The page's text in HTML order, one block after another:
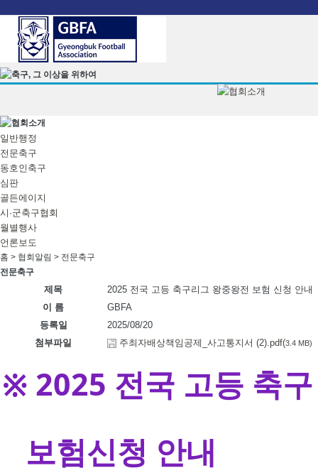
일반행정
전문축구
동호인축구
심판
골든에이지
시·군축구협회
월별행사
언론보도
홈 > 협회알림 > 전문축구
전문축구
제목
2025 전국 고등 축구리그 왕중왕전 보험 신청 안내
이 름
GBFA
등록일
2025/08/20
첨부파일
주최자배상책임공제_사고통지서 (2).pdf(3.4 MB)
※ 2025 전국 고등 축
보험신청 안내